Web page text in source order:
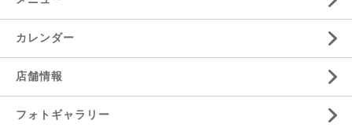
カレンダー
店舗情報
フォトギャラリー